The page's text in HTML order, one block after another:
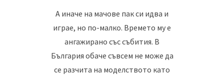
А иначе на мачове пак си идва и
играе, но по-малко. Времето му е
ангажирано със събития. В
България обаче съвсем не може да
се разчита на моделството като